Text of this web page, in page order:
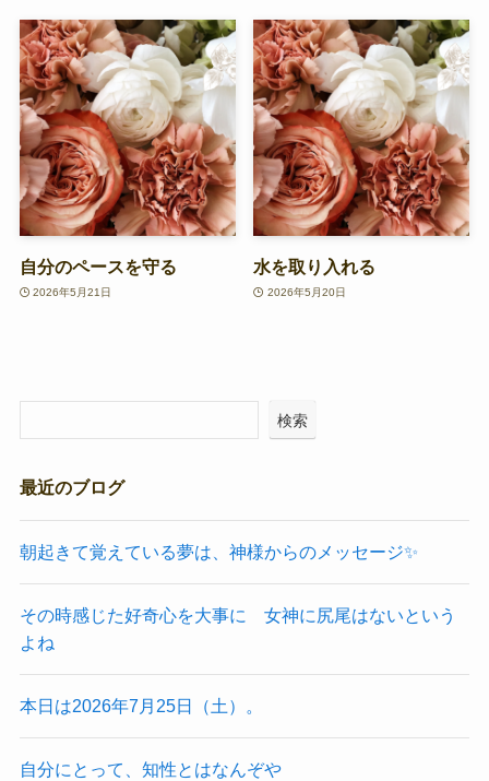
自分のペースを守る
2026年5月21日
水を取り入れる
2026年5月20日
検索
最近のブログ
朝起きて覚えている夢は、神様からのメッセージ✨
その時感じた好奇心を大事に 女神に尻尾はないという
よね
本日は2026年7月25日（土）。
自分にとって、知性とはなんぞや